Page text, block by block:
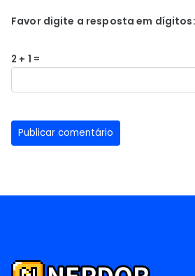
Favor digite a resposta em dígitos:
2 + 1 =